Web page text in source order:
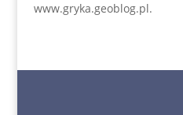
www.gryka.geoblog.pl.